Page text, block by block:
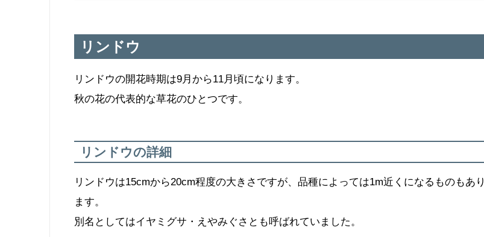
リンドウ
リンドウの開花時期は9月から11月頃になります。
秋の花の代表的な草花のひとつです。
リンドウの詳細
リンドウは15cmから20cm程度の大きさですが、品種によっては1m近くになるものもあり
ます。
別名としてはイヤミグサ・えやみぐさとも呼ばれていました。